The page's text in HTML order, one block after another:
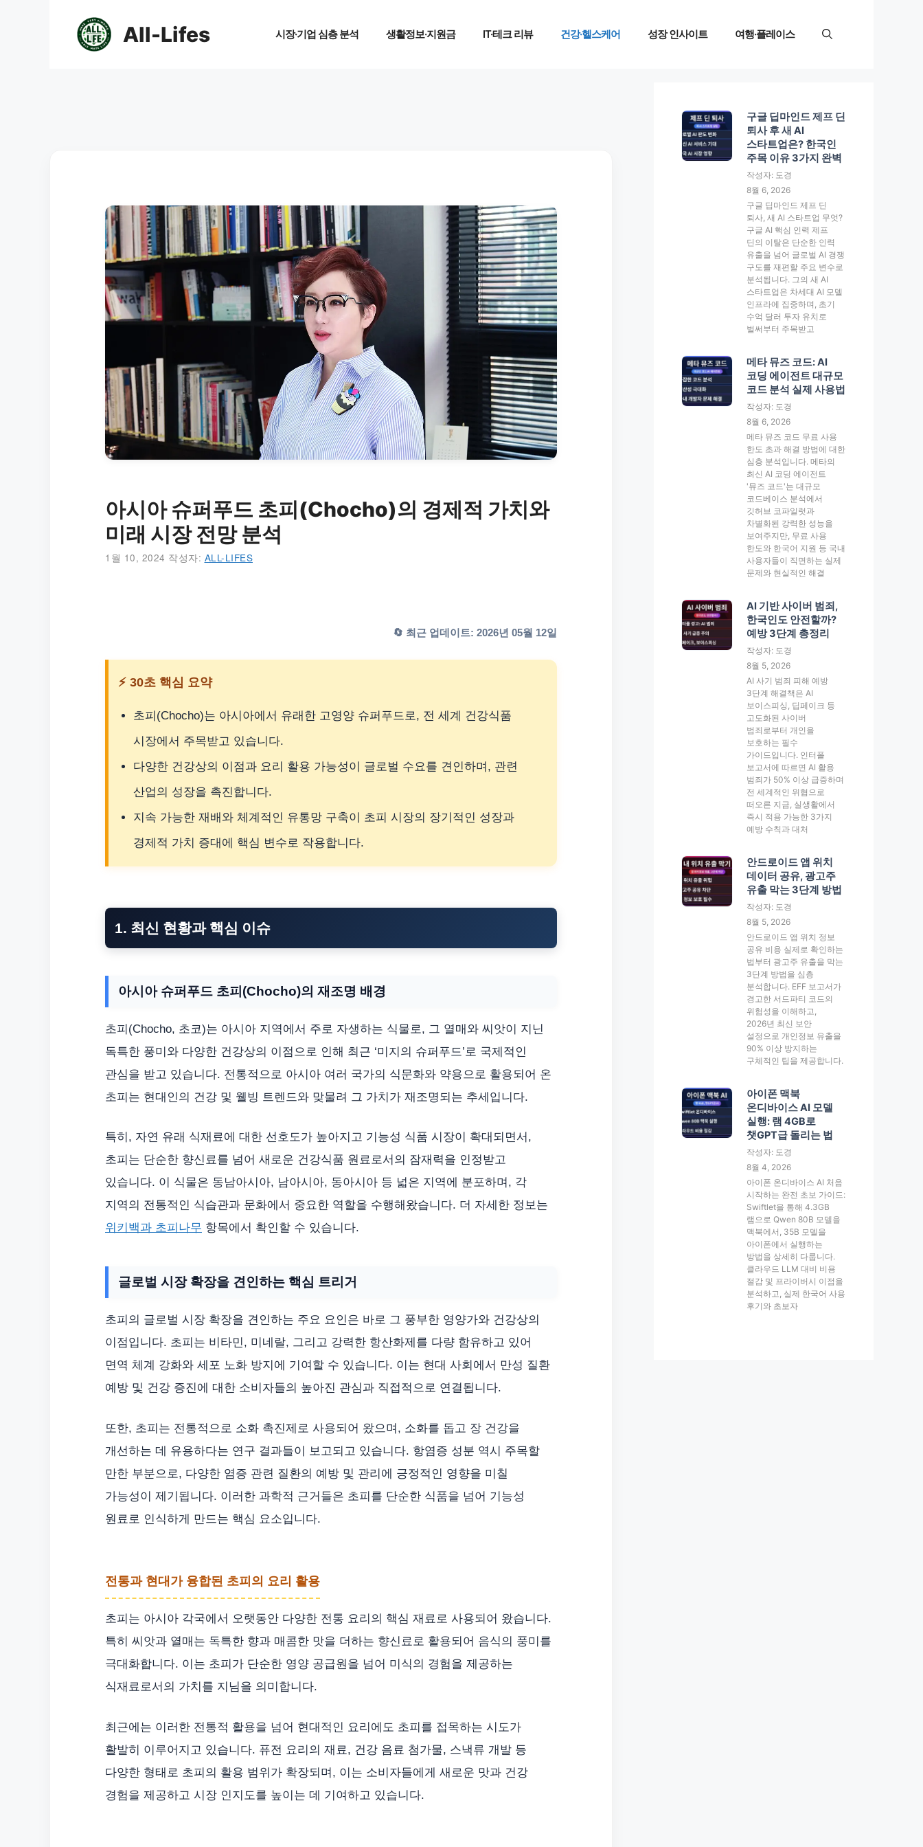
All-Lifes 시장·기업 심층 분석 생활정보·지원금 IT·테크 리뷰 건강·헬스케어 성장 인사이트 여행·플레이스
아시아 슈퍼푸드 초피(Chocho)의 경제적 가치와
미래 시장 전망 분석
1월 10, 2024 작성자: ALL-LIFES
🔄 최근 업데이트: 2026년 05월 12일
⚡ 30초 핵심 요약
초피(Chocho)는 아시아에서 유래한 고영양 슈퍼푸드로, 전 세계 건강식품
시장에서 주목받고 있습니다.
다양한 건강상의 이점과 요리 활용 가능성이 글로벌 수요를 견인하며, 관련
산업의 성장을 촉진합니다.
지속 가능한 재배와 체계적인 유통망 구축이 초피 시장의 장기적인 성장과
경제적 가치 증대에 핵심 변수로 작용합니다.
1. 최신 현황과 핵심 이슈
아시아 슈퍼푸드 초피(Chocho)의 재조명 배경
초피(Chocho, 초코)는 아시아 지역에서 주로 자생하는 식물로, 그 열매와 씨앗이 지닌
독특한 풍미와 다양한 건강상의 이점으로 인해 최근 ‘미지의 슈퍼푸드’로 국제적인
관심을 받고 있습니다. 전통적으로 아시아 여러 국가의 식문화와 약용으로 활용되어 온
초피는 현대인의 건강 및 웰빙 트렌드와 맞물려 그 가치가 재조명되는 추세입니다.
특히, 자연 유래 식재료에 대한 선호도가 높아지고 기능성 식품 시장이 확대되면서,
초피는 단순한 향신료를 넘어 새로운 건강식품 원료로서의 잠재력을 인정받고
있습니다. 이 식물은 동남아시아, 남아시아, 동아시아 등 넓은 지역에 분포하며, 각
지역의 전통적인 식습관과 문화에서 중요한 역할을 수행해왔습니다. 더 자세한 정보는
위키백과 초피나무 항목에서 확인할 수 있습니다.
글로벌 시장 확장을 견인하는 핵심 트리거
초피의 글로벌 시장 확장을 견인하는 주요 요인은 바로 그 풍부한 영양가와 건강상의
이점입니다. 초피는 비타민, 미네랄, 그리고 강력한 항산화제를 다량 함유하고 있어
면역 체계 강화와 세포 노화 방지에 기여할 수 있습니다. 이는 현대 사회에서 만성 질환
예방 및 건강 증진에 대한 소비자들의 높아진 관심과 직접적으로 연결됩니다.
또한, 초피는 전통적으로 소화 촉진제로 사용되어 왔으며, 소화를 돕고 장 건강을
개선하는 데 유용하다는 연구 결과들이 보고되고 있습니다. 항염증 성분 역시 주목할
만한 부분으로, 다양한 염증 관련 질환의 예방 및 관리에 긍정적인 영향을 미칠
가능성이 제기됩니다. 이러한 과학적 근거들은 초피를 단순한 식품을 넘어 기능성
원료로 인식하게 만드는 핵심 요소입니다.
전통과 현대가 융합된 초피의 요리 활용
초피는 아시아 각국에서 오랫동안 다양한 전통 요리의 핵심 재료로 사용되어 왔습니다.
특히 씨앗과 열매는 독특한 향과 매콤한 맛을 더하는 향신료로 활용되어 음식의 풍미를
극대화합니다. 이는 초피가 단순한 영양 공급원을 넘어 미식의 경험을 제공하는
식재료로서의 가치를 지님을 의미합니다.
최근에는 이러한 전통적 활용을 넘어 현대적인 요리에도 초피를 접목하는 시도가
활발히 이루어지고 있습니다. 퓨전 요리의 재료, 건강 음료 첨가물, 스낵류 개발 등
다양한 형태로 초피의 활용 범위가 확장되며, 이는 소비자들에게 새로운 맛과 건강
경험을 제공하고 시장 인지도를 높이는 데 기여하고 있습니다.
구글 딥마인드 제프 딘
퇴사 후 새 AI
스타트업은? 한국인
주목 이유 3가지 완벽
작성자: 도경
8월 6, 2026
구글 딥마인드 제프 딘
퇴사, 새 AI 스타트업 무엇?
구글 AI 핵심 인력 제프
딘의 이탈은 단순한 인력
유출을 넘어 글로벌 AI 경쟁
구도를 재편할 주요 변수로
분석됩니다. 그의 새 AI
스타트업은 차세대 AI 모델
인프라에 집중하며, 초기
수억 달러 투자 유치로
벌써부터 주목받고
메타 뮤즈 코드: AI
코딩 에이전트 대규모
코드 분석 실제 사용법
작성자: 도경
8월 6, 2026
메타 뮤즈 코드 무료 사용
한도 초과 해결 방법에 대한
심층 분석입니다. 메타의
최신 AI 코딩 에이전트
'뮤즈 코드'는 대규모
코드베이스 분석에서
깃허브 코파일럿과
차별화된 강력한 성능을
보여주지만, 무료 사용
한도와 한국어 지원 등 국내
사용자들이 직면하는 실제
문제와 현실적인 해결
AI 기반 사이버 범죄,
한국인도 안전할까?
예방 3단계 총정리
작성자: 도경
8월 5, 2026
AI 사기 범죄 피해 예방
3단계 해결책은 AI
보이스피싱, 딥페이크 등
고도화된 사이버
범죄로부터 개인을
보호하는 필수
가이드입니다. 인터폴
보고서에 따르면 AI 활용
범죄가 50% 이상 급증하며
전 세계적인 위협으로
떠오른 지금, 실생활에서
즉시 적용 가능한 3가지
예방 수칙과 대처
안드로이드 앱 위치
데이터 공유, 광고주
유출 막는 3단계 방법
작성자: 도경
8월 5, 2026
안드로이드 앱 위치 정보
공유 비용 실제로 확인하는
법부터 광고주 유출을 막는
3단계 방법을 심층
분석합니다. EFF 보고서가
경고한 서드파티 코드의
위험성을 이해하고,
2026년 최신 보안
설정으로 개인정보 유출을
90% 이상 방지하는
구체적인 팁을 제공합니다.
아이폰 맥북
온디바이스 AI 모델
실행: 램 4GB로
챗GPT급 돌리는 법
작성자: 도경
8월 4, 2026
아이폰 온디바이스 AI 처음
시작하는 완전 초보 가이드:
Swiftlet을 통해 4.3GB
램으로 Qwen 80B 모델을
맥북에서, 35B 모델을
아이폰에서 실행하는
방법을 상세히 다룹니다.
클라우드 LLM 대비 비용
절감 및 프라이버시 이점을
분석하고, 실제 한국어 사용
후기와 초보자